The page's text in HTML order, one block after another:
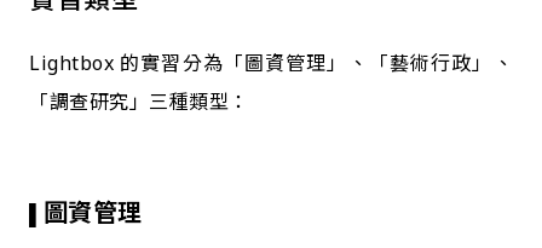
Lightbox 的實習分為「圖資管理」、「藝術行政」、
「調查研究」三種類型：
圖資管理